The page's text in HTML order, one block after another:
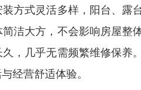
方式灵活多样，阳台、
洁大方，不会影响房屋
，几乎无需频繁维修保
经营舒适体验。